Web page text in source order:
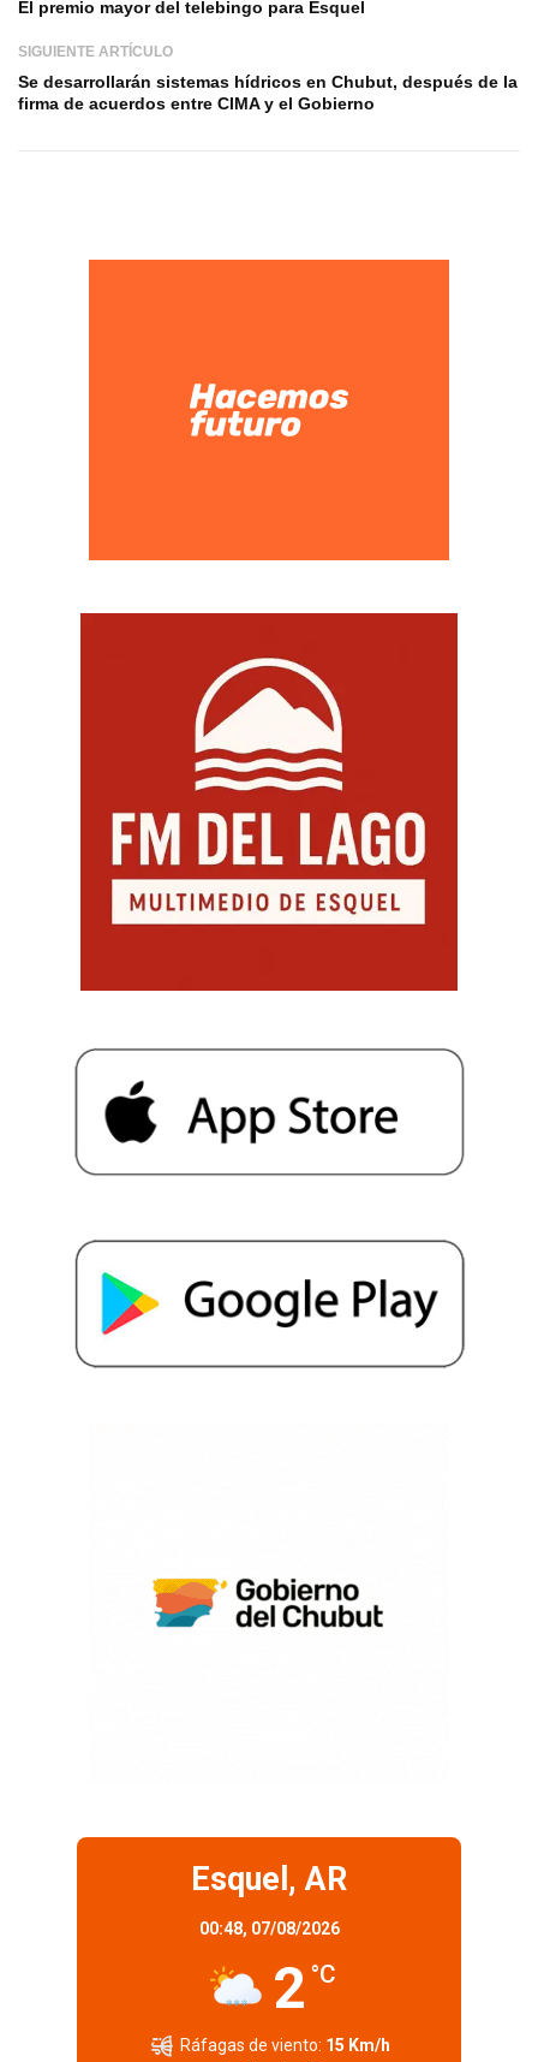
El premio mayor del telebingo para Esquel
SIGUIENTE ARTÍCULO
Se desarrollarán sistemas hídricos en Chubut, después de la
firma de acuerdos entre CIMA y el Gobierno
Esquel, AR
00:48, 07/08/2026
2 °C
Ráfagas de viento: 15 Km/h